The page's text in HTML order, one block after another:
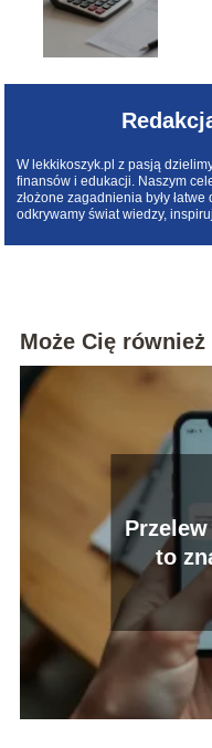
W lekkikoszyk.pl z pasją
finansów i edukacji. Naszym
złożone zagadnienia były
odkrywamy świat wiedzy,
Może Cię
to